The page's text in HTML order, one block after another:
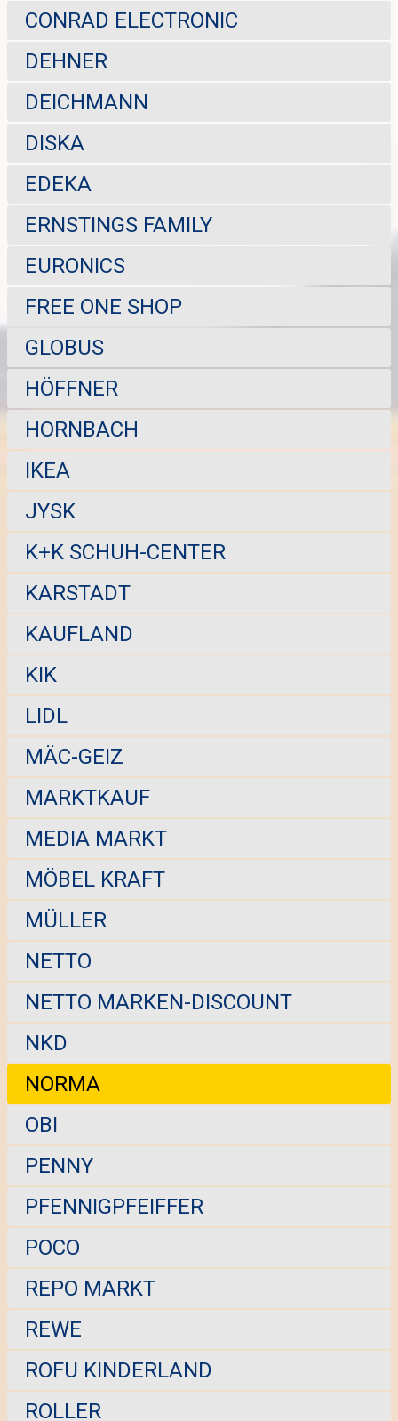
CONRAD ELECTRONIC
DEHNER
DEICHMANN
DISKA
EDEKA
ERNSTINGS FAMILY
EURONICS
FREE ONE SHOP
GLOBUS
HÖFFNER
HORNBACH
IKEA
JYSK
K+K SCHUH-CENTER
KARSTADT
KAUFLAND
KIK
LIDL
MÄC-GEIZ
MARKTKAUF
MEDIA MARKT
MÖBEL KRAFT
MÜLLER
NETTO
NETTO MARKEN-DISCOUNT
NKD
NORMA
OBI
PENNY
PFENNIGPFEIFFER
POCO
REPO MARKT
REWE
ROFU KINDERLAND
ROLLER